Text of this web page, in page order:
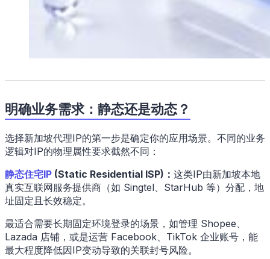
明确业务需求：静态还是动态？
选择新加坡代理IP的第一步是确定你的应用场景。不同的业务
逻辑对IP的物理属性要求截然不同：
静态住宅IP (Static Residential ISP)： 这类IP由新加坡本地
真实互联网服务提供商（如 Singtel、StarHub 等）分配，地
址固定且长效稳定。
最适合需要长期固定环境登录的场景，如管理 Shopee、
Lazada 店铺，或是运营 Facebook、TikTok 企业账号，能
最大程度降低因IP变动导致的关联封号风险。